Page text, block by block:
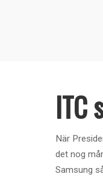
ITC
När
det nog
Samsung